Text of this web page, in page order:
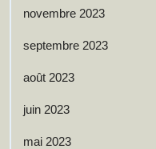
novembre 2023
septembre 2023
août 2023
juin 2023
mai 2023